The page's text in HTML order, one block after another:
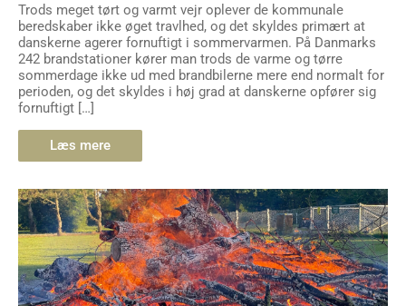
Trods meget tørt og varmt vejr oplever de kommunale
beredskaber ikke øget travlhed, og det skyldes primært at
danskerne agerer fornuftigt i sommervarmen. På Danmarks
242 brandstationer kører man trods de varme og tørre
sommerdage ikke ud med brandbilerne mere end normalt for
perioden, og det skyldes i høj grad at danskerne opfører sig
fornuftigt […]
Læs mere